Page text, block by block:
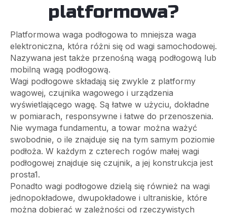
platformowa?
Platformowa waga podłogowa to mniejsza waga
elektroniczna, która różni się od wagi samochodowej.
Nazywana jest także przenośną wagą podłogową lub
mobilną wagą podłogową.
Wagi podłogowe składają się zwykle z platformy
wagowej, czujnika wagowego i urządzenia
wyświetlającego wagę. Są łatwe w użyciu, dokładne
w pomiarach, responsywne i łatwe do przenoszenia.
Nie wymaga fundamentu, a towar można ważyć
swobodnie, o ile znajduje się na tym samym poziomie
podłoża. W każdym z czterech rogów małej wagi
podłogowej znajduje się czujnik, a jej konstrukcja jest
prosta1.
Ponadto wagi podłogowe dzielą się również na wagi
jednopokładowe, dwupokładowe i ultraniskie, które
można dobierać w zależności od rzeczywistych